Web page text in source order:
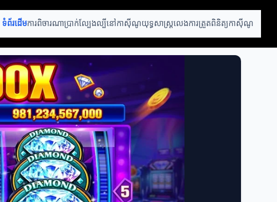
ទំព័រដើមការពិចារណាប្រាក់ល្បែងល្បីនៅកាស៊ីណូយុទ្ធសាស្រ្តលេងការត្រួតពិនិត្យកាស៊ីណូ